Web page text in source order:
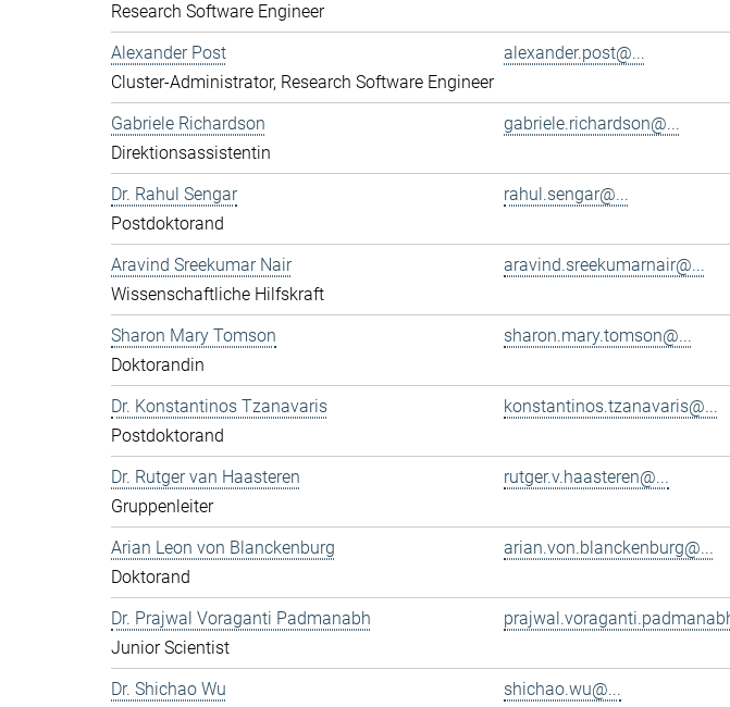
Research Software Engineer
Alexander Post
Cluster-Administrator, Research Software Engineer
alexander.post@...
Gabriele Richardson
Direktionsassistentin
gabriele.richardson@...
Dr. Rahul Sengar
Postdoktorand
rahul.sengar@...
Aravind Sreekumar Nair
Wissenschaftliche Hilfskraft
aravind.sreekumarnair@...
Sharon Mary Tomson
Doktorandin
sharon.mary.tomson@...
Dr. Konstantinos Tzanavaris
Postdoktorand
konstantinos.tzanavaris@...
Dr. Rutger van Haasteren
Gruppenleiter
rutger.v.haasteren@...
Arian Leon von Blanckenburg
Doktorand
arian.von.blanckenburg@...
Dr. Prajwal Voraganti Padmanabh
Junior Scientist
Dr. Shichao Wu
shichao.wu@...